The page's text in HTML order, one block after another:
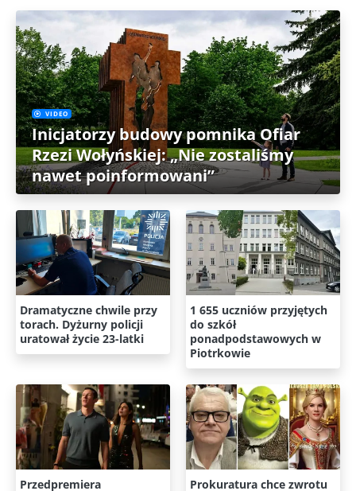
VIDEO
Inicjatorzy budowy pomnika Ofiar
Rzezi Wołyńskiej: „Nie zostaliśmy
nawet poinformowani”
Dramatyczne chwile przy
torach. Dyżurny policji
uratował życie 23-latki
1 655 uczniów przyjętych
do szkół
ponadpodstawowych w
Piotrkowie
Przedpremiera
Prokuratura chce zwrotu